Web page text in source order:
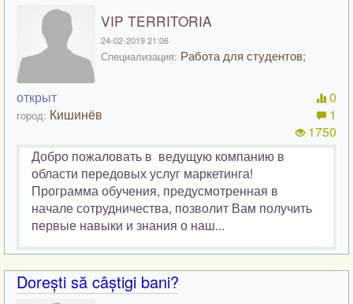
VIP TERRITORIA
24-02-2019 21:06
Специализация: Работа для студентов;
открыт
город: Кишинёв
0
1
1750
Добро пожаловать в ведущую компанию в
области передовых услуг маркетинга!
Программа обучения, предусмотренная в
начале сотрудничества, позволит Вам получить
первые навыки и знания о наш...
Dorești să câștigi bani?